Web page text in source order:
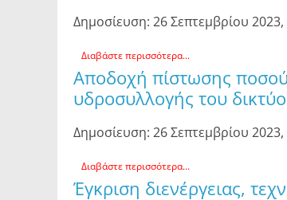
Δημοσίευση: 26 Σεπτεμβρίου 2023,
Διαβάστε περισσότερα...
Αποδοχή πίστωσης
υδροσυλλογής του
Δημοσίευση: 26 Σεπτεμβρίου 2023,
Διαβάστε περισσότερα...
Έγκριση διενέργειας,